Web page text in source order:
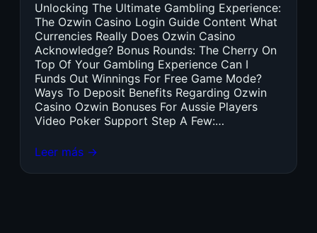
Unlocking The Ultimate Gambling Experience:
The Ozwin Casino Login Guide Content What
Currencies Really Does Ozwin Casino
Acknowledge? Bonus Rounds: The Cherry On
Top Of Your Gambling Experience Can I
Funds Out Winnings For Free Game Mode?
Ways To Deposit Benefits Regarding Ozwin
Casino Ozwin Bonuses For Aussie Players
Video Poker Support Step A Few:…
Leer más →